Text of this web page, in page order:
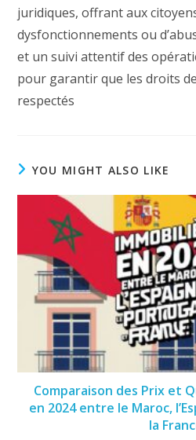
juridiques, offrant aux
dysfonctionnements ou
et un suivi attentif des
pour garantir que les droits
respectés
YOU MIGHT ALSO LIKE
Comparaison des Prix et
en 2024 entre le Maroc,
la